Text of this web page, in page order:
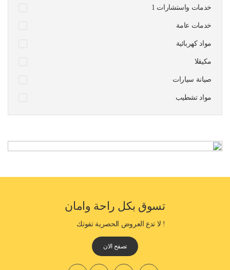
1 خدمات واستشارات
خدمات عامة
مواد كهربائية
مكيقلا
صيانة سيارات
مواد تشطيب
تسوق بكل راحة وامان
! لا تدع العروض الحصرية تفوتك
تصفح الان